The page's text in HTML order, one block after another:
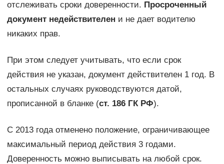
отслеживать сроки доверенности. Просроченный
документ недействителен и не дает водителю
никаких прав.
При этом следует учитывать, что если срок
действия не указан, документ действителен 1 год. В
остальных случаях руководствуются датой,
прописанной в бланке (ст. 186 ГК РФ).
С 2013 года отменено положение, ограничивающее
максимальный период действия 3 годами.
Доверенность можно выписывать на любой срок.